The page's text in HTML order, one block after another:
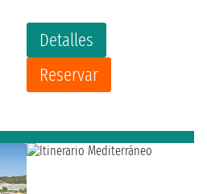
Detalles
Reservar